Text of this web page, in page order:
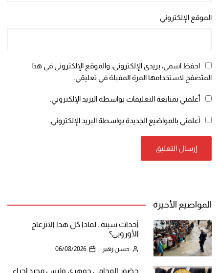
الموقع الإلكتروني
احفظ اسمي، بريدي الإلكتروني، والموقع الإلكتروني في هذا
المتصفح لاستخدامها المرة المقبلة في تعليقي.
أعلمني بمتابعة التعليقات بواسطة البريد الإلكتروني.
أعلمني بالمواضيع الجديدة بواسطة البريد الإلكتروني.
المواضيع الأخيرة
أحداث سبتة.. لماذا كل هذا الانزعاج
الأوروبي؟
حسن زهير 06/08/2026
حضور المحامي جوهري وليس مجرد إجراء